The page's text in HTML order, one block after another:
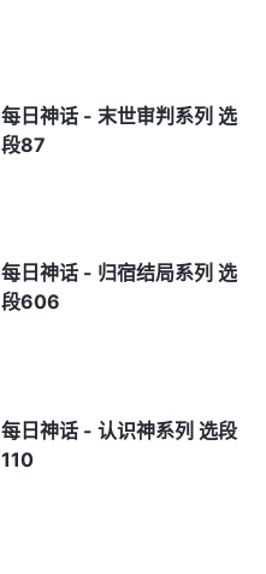
每日神话 - 末世审判系列 选
段87
每日神话 - 归宿结局系列 选
段606
每日神话 - 认识神系列 选段
110